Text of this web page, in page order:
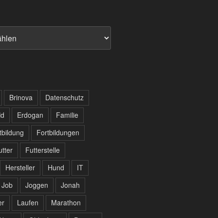
Brinova
Datenschutz
Erdogan
Familie
Fortbildungen
Futterstelle
Hersteller Hund
IT
Job Joggen
Jonah
Laufen
Marathon